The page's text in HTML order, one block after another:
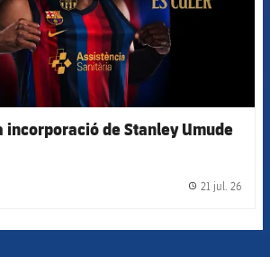
incorporació de Stanley Umude
21 jul. 26